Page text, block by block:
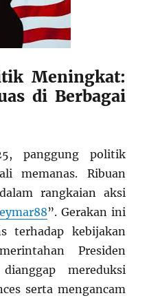
Meningkat:
di Berbagai
panggung politik
memanas. Ribuan
rangkaian aksi
”. Gerakan ini
terhadap kebijakan
Presiden
mereduksi
serta mengancam